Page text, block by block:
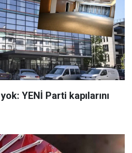
YENİ Parti kapılarını